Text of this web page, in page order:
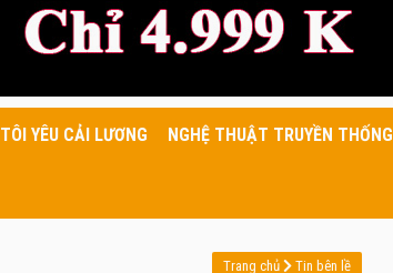
TÔI YÊU CẢI LƯƠNG NGHỆ THUẬT TRUYỀN THỐNG
Trang chủ Tin bên lề